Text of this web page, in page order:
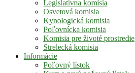
Legislatívna komisia
Osvetová komisia
Kynologická komisia
Poľovnícka komisia
Komisia pre životé prostredie
Strelecká komisia
Informácie
Poľovný lístok